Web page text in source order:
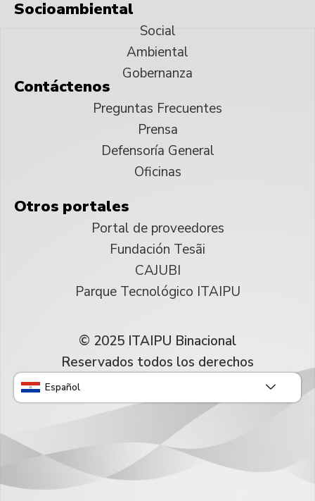
Socioambiental
Social
Ambiental
Gobernanza
Contáctenos
Preguntas Frecuentes
Prensa
Defensoría General
Oficinas
Otros portales
Portal de proveedores
Fundación Tesãi
CAJUBI
Parque Tecnológico ITAIPU
© 2025 ITAIPU Binacional
Reservados todos los derechos
Español